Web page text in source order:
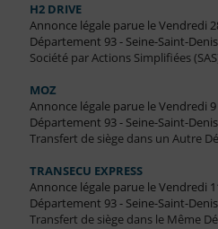
H2 DRIVE
Annonce légale parue le Vendredi
Département 93 - Seine-Saint-Denis
Société par Actions Simplifiées
MOZ
Annonce légale parue le Vendredi
Département 93 - Seine-Saint-Denis
Transfert de siège dans un Autre
TRANSECU EXPRESS
Annonce légale parue le Vendredi
Département 93 - Seine-Saint-Denis
Transfert de siège dans le Même